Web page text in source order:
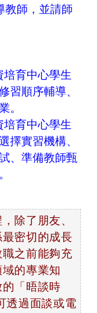
教師，並請師
培育中心學生
習順序輔導、
。
培育中心學生
擇實習機構、
、準備教師甄
除了朋友、
密切的成長
之前能夠充
的專業知
「晤談時
透過面談或電